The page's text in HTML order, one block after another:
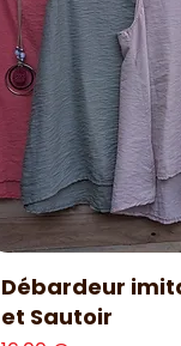
Aperçu
Débardeur
et Sautoir